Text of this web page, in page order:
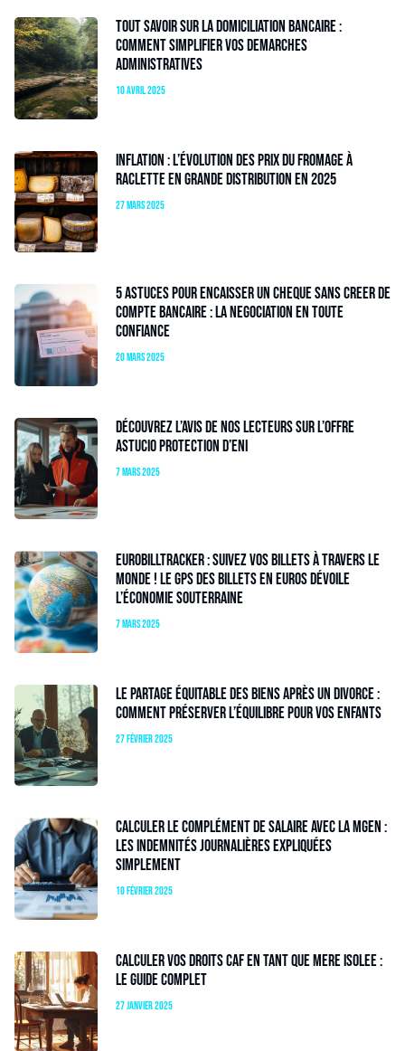
Tout savoir sur la domiciliation bancaire :
comment simplifier vos demarches
administratives
10 avril 2025
Inflation : l’évolution des prix du fromage à
raclette en grande distribution en 2025
27 mars 2025
5 astuces pour encaisser un cheque sans creer de
compte bancaire : la negociation en toute
confiance
20 mars 2025
Découvrez l’avis de nos lecteurs sur l’offre
Astucio Protection d’Eni
7 mars 2025
EuroBillTracker : Suivez vos billets à travers le
monde ! Le GPS des billets en euros dévoile
l’économie souterraine
7 mars 2025
Le partage équitable des biens après un divorce :
comment préserver l’équilibre pour vos enfants
27 février 2025
Calculer le complément de salaire avec la MGEN :
les indemnités journalières expliquées
simplement
10 février 2025
Calculer vos droits CAF en tant que mere isolee :
le guide complet
27 janvier 2025